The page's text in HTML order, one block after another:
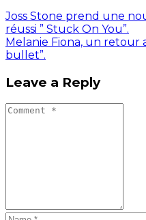
Joss Stone prend une
réussi ” Stuck On You”.
Melanie Fiona, un retour
bullet”.
Leave a Reply